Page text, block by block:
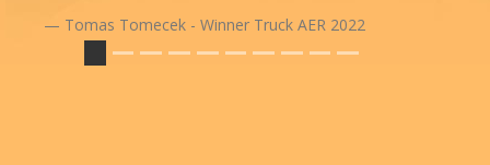
Tomas Tomecek - Winner Truck AER 2022